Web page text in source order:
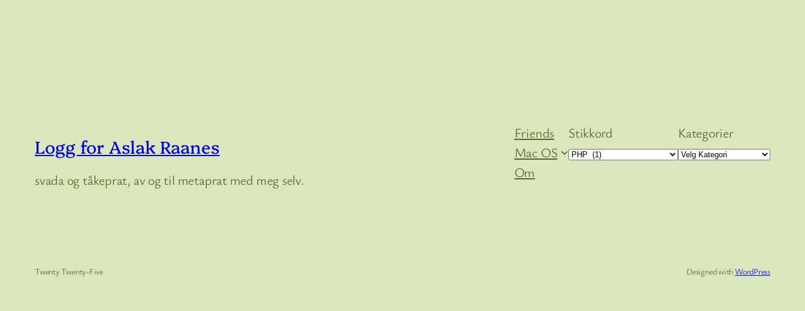
Logg for Aslak Raanes
svada og tåkeprat, av og til metaprat med meg selv.
Friends
Mac OS
Om
Stikkord Kategorier
Twenty Twenty-Five Designed withWordPress